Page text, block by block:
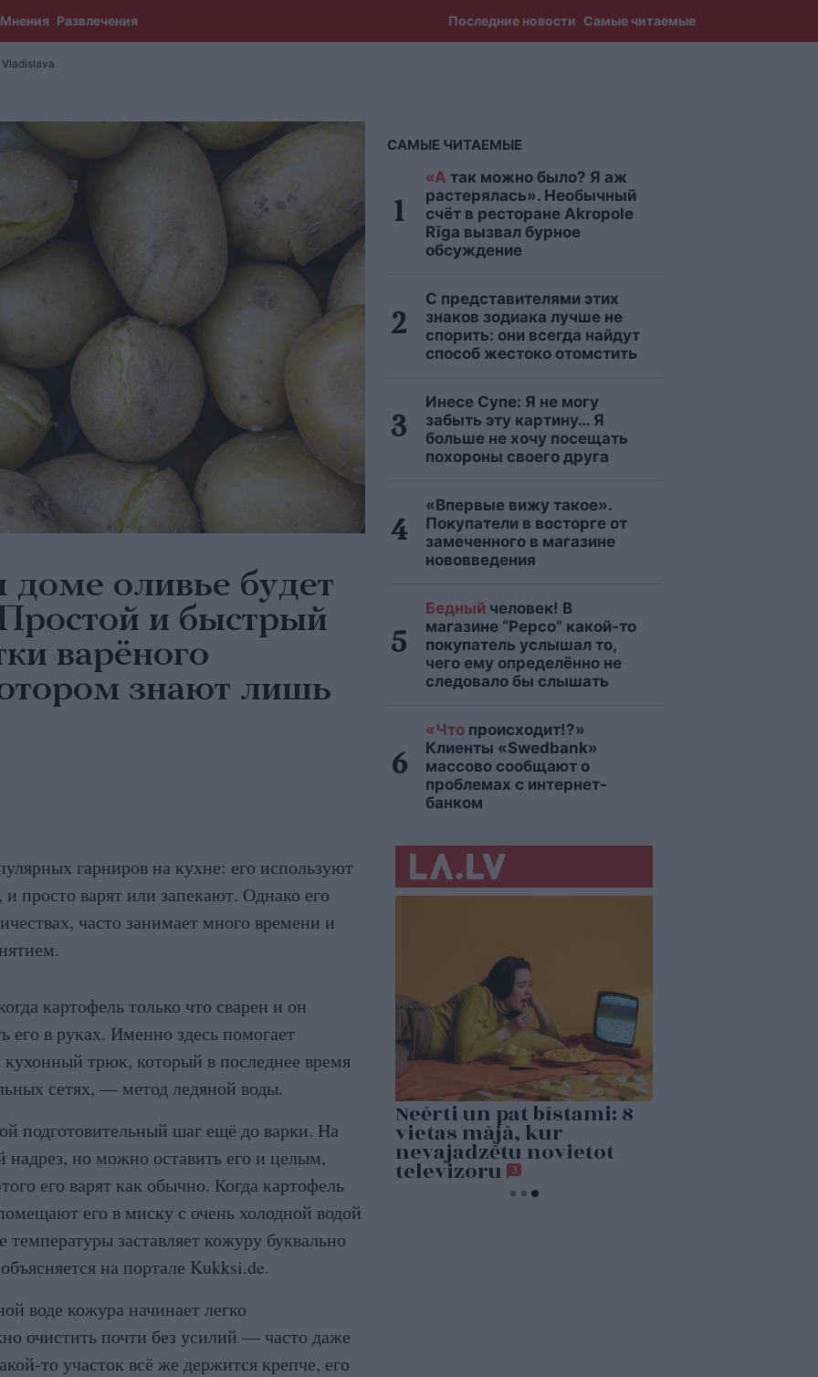
Мнения Развлечения Последние новости Самые читаемые
Vladislava
доме оливье будет
и быстрый
варёного
знают лишь
гарниров на кухне: его используют
просто варят или запекают. Однако его
часто занимает много времени и
картофель только что сварен и он
в руках. Именно здесь помогает
трюк, который в последнее время
сетях, — метод ледяной воды.
подготовительный шаг ещё до варки. На
надрез, но можно оставить его и целым,
его варят как обычно. Когда картофель
его в миску с очень холодной водой
заставляет кожуру буквально
на портале Kukksi.de.
воде кожура начинает легко
очистить почти без усилий — часто даже
то участок всё же держится крепче, его
САМЫЕ ЧИТАЕМЫЕ
«А так можно было? Я аж
растерялась». Необычный
счёт в ресторане Akropole
Rīga вызвал бурное
обсуждение
С представителями этих
знаков зодиака лучше не
спорить: они всегда найдут
способ жестоко отомстить
Инесе Супе: Я не могу
забыть эту картину… Я
больше не хочу посещать
похороны своего друга
«Впервые вижу такое».
Покупатели в восторге от
замеченного в магазине
нововведения
Бедный человек! В
магазине “Pepco” какой-то
покупатель услышал то,
чего ему определённо не
следовало бы слышать
«Что происходит!?»
Клиенты «Swedbank»
массово сообщают о
проблемах с интернет-
банком